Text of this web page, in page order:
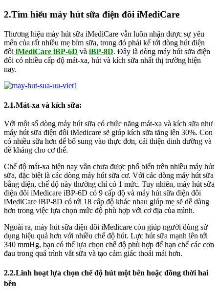
2.Tìm hiểu máy hút sữa điện đôi iMediCare
Thương hiệu máy hút sữa iMediCare vẫn luôn nhận được sự yêu
mến của rất nhiều mẹ bỉm sữa, trong đó phải kể tới dòng hút điện
đôi iMediCare iBP-6D và iBP-8D. Đây là dòng máy hút sữa điện
đôi có nhiều cấp độ mát-xa, hút và kích sữa nhất thị trường hiện
nay.
2.1.Mát-xa và kích sữa:
Với một số dòng máy hút sữa có chức năng mát-xa và kích sữa như
máy hút sữa điện đôi iMedicare sẽ giúp kích sữa tăng lên 30%. Con
có nhiều sữa hơn để bổ sung vào thực đơn, cải thiện dinh dưỡng và
đề kháng cho cơ thể.
Chế độ mát-xa hiện nay vẫn chưa được phổ biến trên nhiều máy hút
sữa, đặc biệt là các dòng máy hút sữa cơ. Với các dòng máy hút sữa
bằng điện, chế độ này thường chỉ có 1 mức. Tuy nhiên, máy hút sữa
điện đôi iMedicare iBP-6D có 9 cấp độ và máy hút sữa điện đôi
iMediCare iBP-8D có tới 18 cấp độ khác nhau giúp mẹ sẽ dễ dàng
hơn trong việc lựa chọn mức độ phù hợp với cơ địa của mình.
Ngoài ra, máy hút sữa điện đôi iMedicare còn giúp người dùng sử
dụng hiệu quả hơn với nhiều chế độ hút. Lực hút sữa mạnh lên tới
340 mmHg, bạn có thể lựa chọn chế độ phù hợp để hạn chế các cơn
đau trong quá trình vắt sữa và tạo cảm giác thoải mái hơn.
2.2.Linh hoạt lựa chọn chế độ hút một bên hoặc đồng thời hai
bên